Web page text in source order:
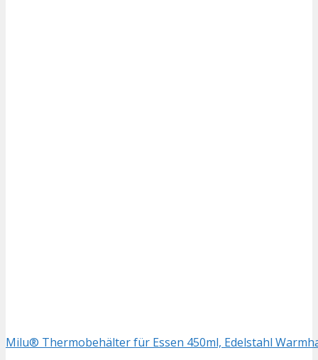
Milu® Thermobehälter für Essen 450ml, Edelstahl